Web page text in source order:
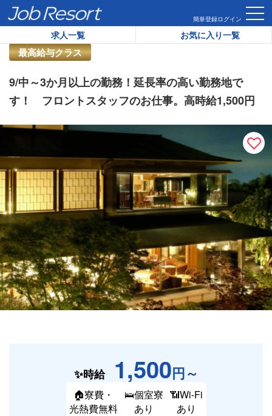
簡単登録ログイン
求人一覧 お気に入り一覧
HOME 求人一覧 9/中～3か月以上の勤務！延長率の高い勤務
最高給与クラス
リゾートバイト求人番号：
9/中～3か月以上の勤務！延長率の高い勤務地で
す！ フロントスタッフのお仕事。高時給1,500円
✨時給 1,500円～
🏠寮費・
光熱費無料
🛌個室寮
あり
📶Wi-Fi
あり